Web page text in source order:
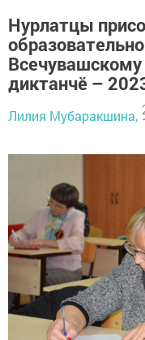
Нурлатцы
диктанчĕ –
Лилия Мубаракшина,